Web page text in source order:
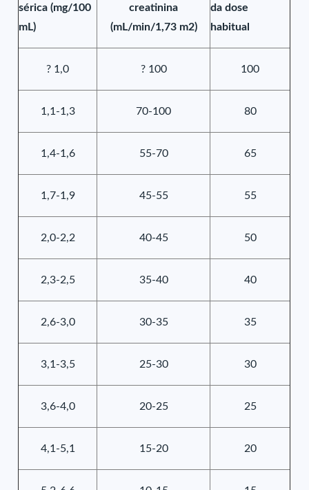
sérica (mg/100
mL)
creatinina
(mL/min/1,73 m2)
da dose
habitual
? 1,0 ? 100 100
1,1-1,3 70-100 80
1,4-1,6 55-70 65
1,7-1,9 45-55 55
2,0-2,2 40-45 50
2,3-2,5 35-40 40
2,6-3,0 30-35 35
3,1-3,5 25-30 30
3,6-4,0 20-25 25
4,1-5,1 15-20 20